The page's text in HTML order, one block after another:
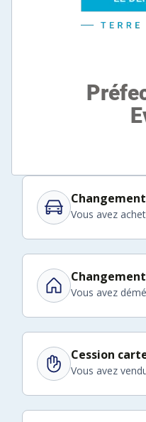
Vous avez
Vous avez
Cession
Vous avez